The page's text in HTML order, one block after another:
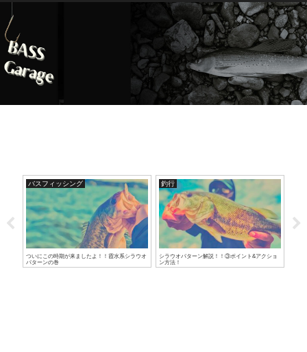
バスフィッシング
ついにこの時期が来ましたよ！！霞水系シラウオ
パターンの巻
釣行
シラウオパターン解説！！③ポイント&アクショ
ン方法！